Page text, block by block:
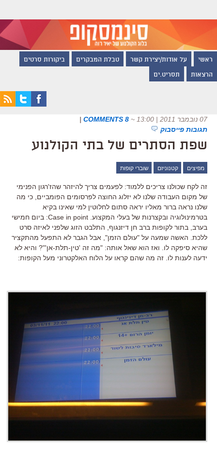
ראשי על אודות/יצירת קשר טבלת המבקרים ביקורות סרטים
הרצאות תסריט.ים
07 נובמבר 2011 | 13:00 ~
8 COMMENTS
|
תגובות פייסבוק
שפת הסתרים של בתי הקולנוע
מפיצים קטנוניזם שוברי קופות
זה לקח שכולנו צריכים ללמוד: לפעמים צריך להיזהר שהז'רגון הפנימי
של מקום העבודה שלנו לא יזלוג החוצה לפרסומים הפומביים, כי מה
שלנו נראה ברור מאליו יראה סתום לחלוטין למי שאינו בקיא
בטרמינולוגיה ובקצרנות של בעלי המקצוע. Case in point: ביום חמישי
בערב, בתור לקופות ברב חן דיזנגוף, התלבט הזוג שלפני לאיזה סרט
ללכת. האשה שמעה על "עולם הזמן", אבל הגבר לא התפעל מהתקציר
שהיא סיפקה לו. ואז הוא שאל אותה: "מה זה 'טין-תלת-אן'"? והיא לא
ידעה לענות לו. זה מה שהם קראו על הלוח האלקטרוני מעל הקופות: